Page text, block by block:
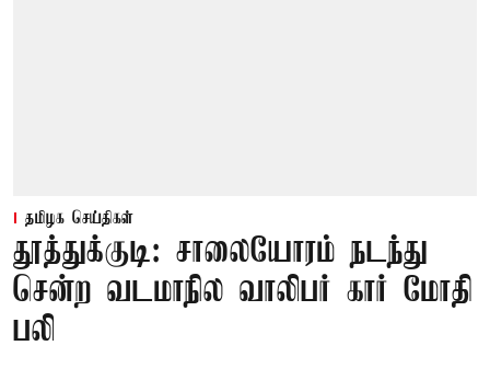
தமிழக செய்திகள்
தூத்துக்குடி: சாலையோரம் நடந்து
சென்ற வடமாநில வாலிபர் கார் மோதி
பலி